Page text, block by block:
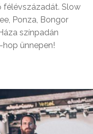
félévszázadát. Slow
Ponza, Bongor
színpadán
hop ünnepen!